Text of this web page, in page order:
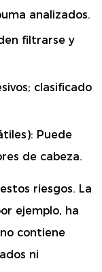
analizados.
filtrarse y
clasificado
Puede
de cabeza.
riesgos. La
ejemplo, ha
contiene
​​ni